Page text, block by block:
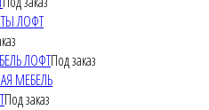
ЛОФТ
ЛОФТПод заказ
МЕБЕЛЬ
Под заказ